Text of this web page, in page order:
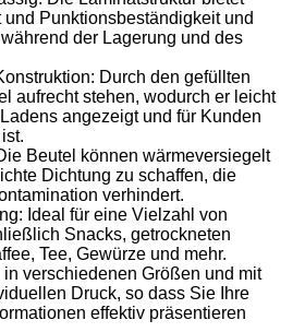
Punktionsbeständigkeit und
der Lagerung und des
Durch den gefüllten
aufrecht stehen, wodurch er leicht
angezeigt und für Kunden
Beutel können wärmeversiegelt
Dichtung zu schaffen, die
verhindert.
Ideal für eine Vielzahl von
Snacks, getrockneten
Tee, Gewürze und mehr.
verschiedenen Größen und mit
Druck, so dass Sie Ihre
effektiv präsentieren